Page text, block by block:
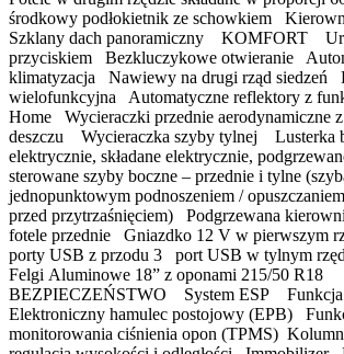
środkowy podłokietnik ze schowkiem
Szklany dach panoramiczny KOMFORT
przyciskiem Bezkluczykowe otwieranie
klimatyzacja Nawiewy na drugi rząd siedzeń
wielofunkcyjna Automatyczne reflektory z
Home Wycieraczki przednie aerodynamiczne
deszczu Wycieraczka szyby tylnej Lusterka
elektrycznie, składane elektrycznie,
sterowane szyby boczne – przednie i tylne
jednopunktowym podnoszeniem /
przed przytrzaśnięciem) Podgrzewana
fotele przednie Gniazdko 12 V w pierwszym
porty USB z przodu 3 port USB w tylnym
Felgi Aluminowe 18” z oponami 215/50 R18
BEZPIECZEŃSTWO System ESP Funkcja
Elektroniczny hamulec postojowy (EPB)
monitorowania ciśnienia opon (TPMS)